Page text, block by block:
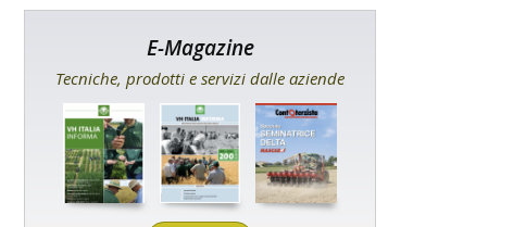
E-Magazine
Tecniche, prodotti e servizi dalle aziende